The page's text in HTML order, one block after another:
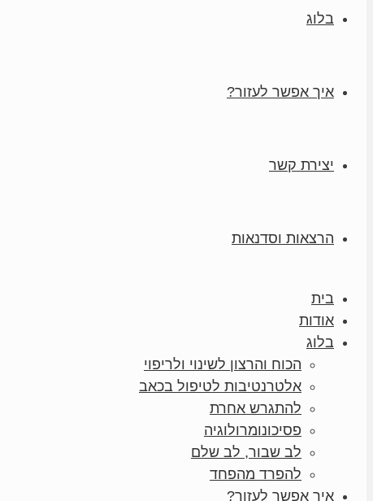
בלוג
איך אפשר לעזור?
יצירת קשר
הרצאות וסדנאות
בית
אודות
בלוג
הכוח והרצון לשינוי ולריפוי
אלטרנטיבות לטיפול בכאב
להתגרש אחרת
פסיכונומרולוגיה
לב שבור, לב שלם
להפרד מהפחד
איך אפשר לעזור?